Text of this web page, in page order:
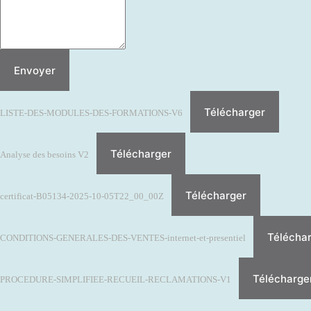
Envoyer
LISTE-DES-MODULES-DES-FORMATIONS-V6 Télécharger
Analyse des besoins V2 Télécharger
certificat-B05134-2025-10-05T22_00_00Z Télécharger
CONDITIONS-GENERALES-DES-VENTES-internet-et-presentiel
PROCEDURE-SIMPLIFIEE-RECUEIL-RECLAMATIONS-V1